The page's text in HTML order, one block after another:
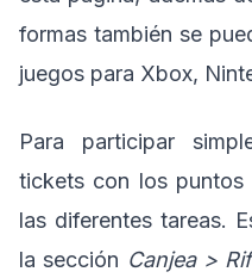
formas también se
juegos para Xbox,
Para participar
tickets con los puntos
las diferentes tareas.
la sección Canjea >